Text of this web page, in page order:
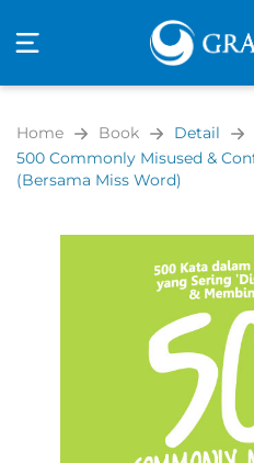
navigation
Home Book
Detail
500 Commonly Misused &
(Bersama Miss Word)